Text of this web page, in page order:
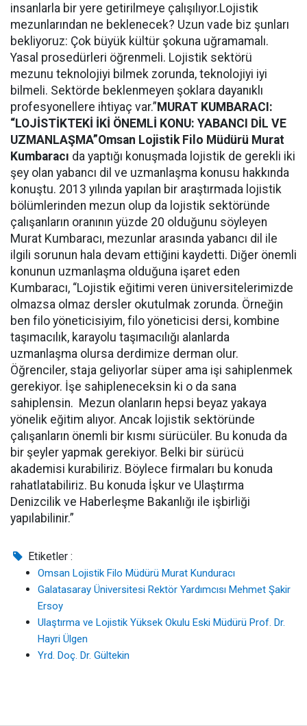
insanlarla bir yere getirilmeye çalışılıyor.Lojistik
mezunlarından ne beklenecek? Uzun vade biz şunları
bekliyoruz: Çok büyük kültür şokuna uğramamalı.
Yasal prosedürleri öğrenmeli. Lojistik sektörü
mezunu teknolojiyi bilmek zorunda, teknolojiyi iyi
bilmeli. Sektörde beklenmeyen şoklara dayanıklı
profesyonellere ihtiyaç var.” MURAT KUMBARACI:
“LOJİSTİKTEKİ İKİ ÖNEMLİ KONU: YABANCI DİL VE
UZMANLAŞMA”Omsan Lojistik Filo Müdürü Murat
Kumbaracı da yaptığı konuşmada lojistik de gerekli iki
şey olan yabancı dil ve uzmanlaşma konusu hakkında
konuştu. 2013 yılında yapılan bir araştırmada lojistik
bölümlerinden mezun olup da lojistik sektöründe
çalışanların oranının yüzde 20 olduğunu söyleyen
Murat Kumbaracı, mezunlar arasında yabancı dil ile
ilgili sorunun hala devam ettiğini kaydetti. Diğer önemli
konunun uzmanlaşma olduğuna işaret eden
Kumbaracı, “Lojistik eğitimi veren üniversitelerimizde
olmazsa olmaz dersler okutulmak zorunda. Örneğin
ben filo yöneticisiyim, filo yöneticisi dersi, kombine
taşımacılık, karayolu taşımacılığı alanlarda
uzmanlaşma olursa derdimize derman olur.
Öğrenciler, staja geliyorlar süper ama işi sahiplenmek
gerekiyor. İşe sahipleneceksin ki o da sana
sahiplensin. Mezun olanların hepsi beyaz yakaya
yönelik eğitim alıyor. Ancak lojistik sektöründe
çalışanların önemli bir kısmı sürücüler. Bu konuda da
bir şeyler yapmak gerekiyor. Belki bir sürücü
akademisi kurabiliriz. Böylece firmaları bu konuda
rahatlatabiliriz. Bu konuda İşkur ve Ulaştırma
Denizcilik ve Haberleşme Bakanlığı ile işbirliği
yapılabilinir.”
Etiketler :
Omsan Lojistik Filo Müdürü Murat Kunduracı
Galatasaray Üniversitesi Rektör Yardımcısı Mehmet Şakir
Ersoy
Ulaştırma ve Lojistik Yüksek Okulu Eski Müdürü Prof. Dr.
Hayri Ülgen
Yrd. Doç. Dr. Gültekin